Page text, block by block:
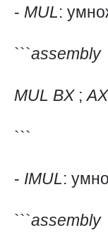
- MUL:
```assembly
MUL BX ;AX
```
- IMUL:
```assembly